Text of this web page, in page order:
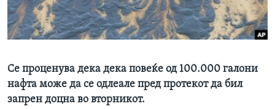
ИНТЕРВЈУА
Јазици
Се проценува дека дека повеќе од 100.000 галони
нафта може да се одлеале пред протекот да бил
запрен доцна во вторникот.